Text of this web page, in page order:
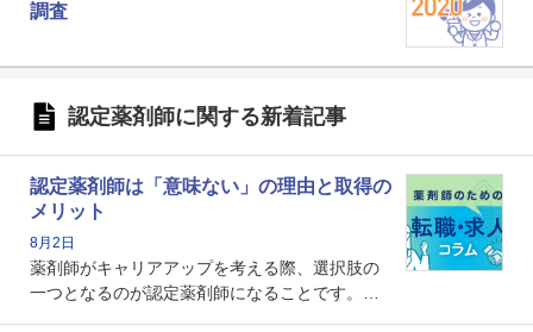
調査
認定薬剤師に関する新着記事
認定薬剤師は「意味ない」の理由と取得の
メリット
8月2日
薬剤師がキャリアアップを考える際、選択肢の
一つとなるのが認定薬剤師になることです。し